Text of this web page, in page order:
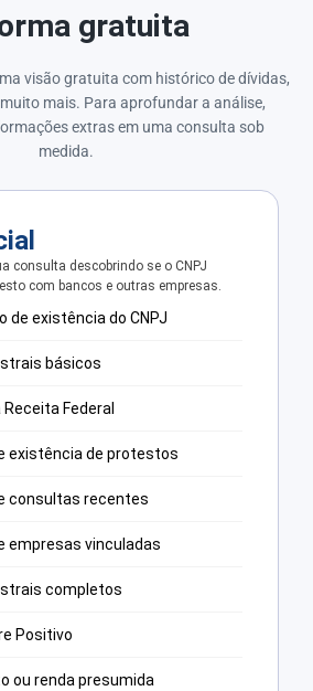
gratuita
visão gratuita com histórico de dívidas,
mais. Para aprofundar a análise,
extras em uma consulta sob
medida.
consulta descobrindo se o CNPJ
com bancos e outras empresas.
de existência do CNPJ
básicos
Federal
existência de protestos
consultas recentes
empresas vinculadas
completos
Positivo
ou renda presumida